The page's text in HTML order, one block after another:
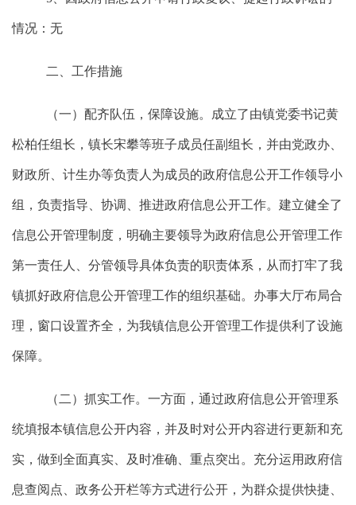
情况：无
二、工作措施
（一）配齐队伍，保障设施。成立了由镇党委书记黄
松柏任组长，镇长宋攀等班子成员任副组长，并由党政办、
财政所、计生办等负责人为成员的政府信息公开工作领导小
组，负责指导、协调、推进政府信息公开工作。建立健全了
信息公开管理制度，明确主要领导为政府信息公开管理工作
第一责任人、分管领导具体负责的职责体系，从而打牢了我
镇抓好政府信息公开管理工作的组织基础。办事大厅布局合
理，窗口设置齐全，为我镇信息公开管理工作提供利了设施
保障。
（二）抓实工作。一方面，通过政府信息公开管理系
统填报本镇信息公开内容，并及时对公开内容进行更新和充
实，做到全面真实、及时准确、重点突出。充分运用政府信
息查阅点、政务公开栏等方式进行公开，为群众提供快捷、